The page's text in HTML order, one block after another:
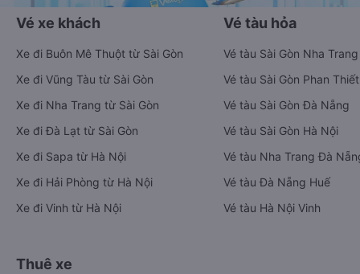
Vé xe khách
Xe đi Buôn Mê Thuột từ Sài Gòn
Xe đi Vũng Tàu từ Sài Gòn
Xe đi Nha Trang từ Sài Gòn
Xe đi Đà Lạt từ Sài Gòn
Xe đi Sapa từ Hà Nội
Xe đi Hải Phòng từ Hà Nội
Xe đi Vinh từ Hà Nội
Vé tàu hỏa
Vé tàu Sài Gòn Nha Trang
Vé tàu Sài Gòn Phan Thiết
Vé tàu Sài Gòn Đà Nẵng
Vé tàu Sài Gòn Hà Nội
Vé tàu Nha Trang Đà
Vé tàu Đà Nẵng Huế
Vé tàu Hà Nội Vinh
Thuê xe